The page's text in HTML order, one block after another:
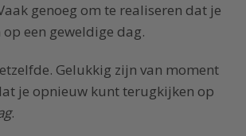
genoeg om te realiseren dat je
een geweldige dag.
Gelukkig zijn van moment
je opnieuw kunt terugkijken op
.